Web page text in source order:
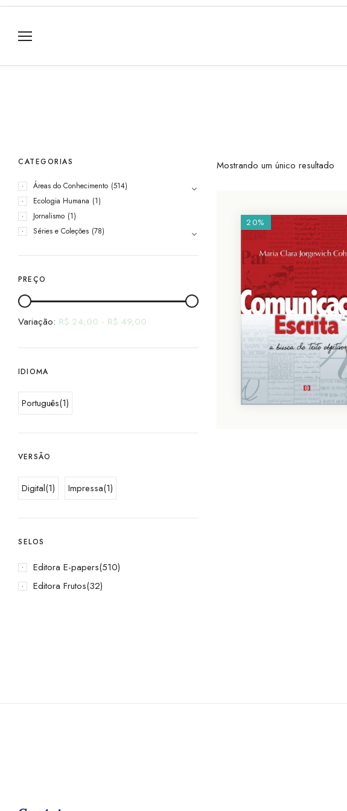
CATEGORIAS
Áreas do Conhecimento (514)
Ecologia Humana (1)
Jornalismo (1)
Séries e Coleções (78)
PREÇO
Variação: R$ 24,00 - R$ 49,00
IDIOMA
Português(1)
VERSÃO
Digital(1) Impressa(1)
SELOS
Editora E-papers(510)
Editora Frutos(32)
Mostrando um único resultado
20%